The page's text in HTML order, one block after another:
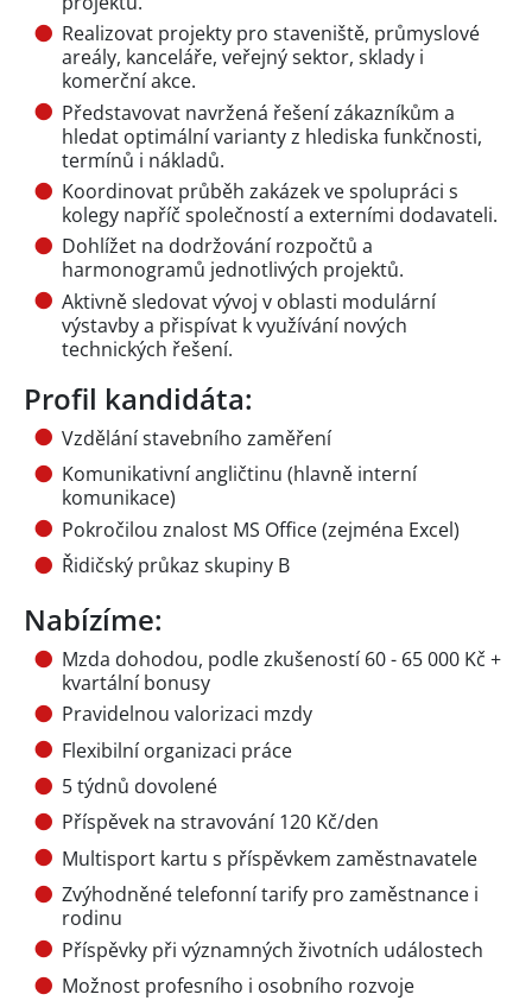
Realizovat projekty pro staveniště, průmyslové
areály, kanceláře, veřejný sektor, sklady i
komerční akce.
Představovat navržená řešení zákazníkům a
hledat optimální varianty z hlediska funkčnosti,
termínů i nákladů.
Koordinovat průběh zakázek ve spolupráci s
kolegy napříč společností a externími dodavateli.
Dohlížet na dodržování rozpočtů a
harmonogramů jednotlivých projektů.
Aktivně sledovat vývoj v oblasti modulární
výstavby a přispívat k využívání nových
technických řešení.
Profil kandidáta:
Vzdělání stavebního zaměření
Komunikativní angličtinu (hlavně interní
komunikace)
Pokročilou znalost MS Office (zejména Excel)
Řidičský průkaz skupiny B
Nabízíme:
Mzda dohodou, podle zkušeností 60 - 65 000 Kč +
kvartální bonusy
Pravidelnou valorizaci mzdy
Flexibilní organizaci práce
5 týdnů dovolené
Příspěvek na stravování 120 Kč/den
Multisport kartu s příspěvkem zaměstnavatele
Zvýhodněné telefonní tarify pro zaměstnance i
rodinu
Příspěvky při významných životních událostech
Možnost profesního i osobního rozvoje